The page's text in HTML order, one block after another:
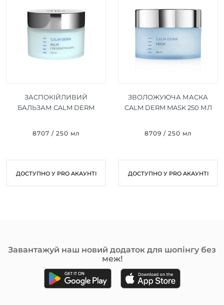
ЗАСПОКІЙЛИВИЙ
БАЛЬЗАМ CALM DERM
8707 / 250 мл
ДОСТУПНО У PRO АКАУНТІ
ЗВОЛОЖУЮЧА МАСКА
CALM DERM MASK 250 МЛ
8709 / 250 мл
ДОСТУПНО У PRO АКАУНТІ
Завантажуй наш новий додаток для шопінгу без
меж!